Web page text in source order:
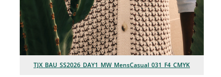
Sicheldorfer Heilwasser
TK Maxx
True Co.
TJX_BAU_SS2026_DAY1_MW_MensCasual_031_F4_CMYK